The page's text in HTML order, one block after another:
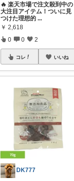
🔥 楽天市場で注文殺到中の
大注目アイテム！ついに見
つけた理想的 ...
￥ 2,618
0 0 2
コレ いいね
DK777